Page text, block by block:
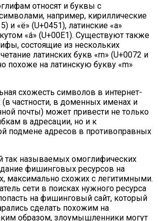
относят и буквы с
например, кириллические
и «ё» (U+0451), латинские «a»
«á» (U+00E1). Существуют также
состоящие из нескольких
латинских букв «rn» (U+0072 и
похоже на латинскую букву «m»
схожесть символов в интернет-
(в частности, в доменных именах и
почты) может привести не только
в адресации, но и к
подмене адресов в противоправных
так называемых омоглифических
фишинговых ресурсов на
максимально схожих с легитимными.
сети в поисках нужного ресурса
на фишинговый сайт, который
сделать похожим на
образом, злоумышленники могут